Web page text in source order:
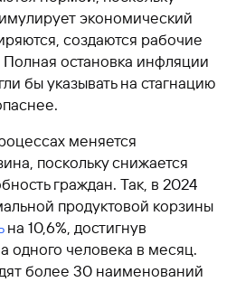
экономический
создаются рабочие
Полная остановка инфляции
бы указывать на стагнацию
меняется
поскольку снижается
граждан. Так, в 2024
продуктовой корзины
на 10,6%, достигнув
одного человека в месяц.
более 30 наименований